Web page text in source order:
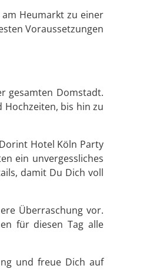
Heumarkt zu einer
Voraussetzungen
gesamten Domstadt.
bis hin zu
Hotel Köln Party
ein unvergessliches
damit Du Dich voll
Überraschung vor.
für diesen Tag alle
und freue Dich auf